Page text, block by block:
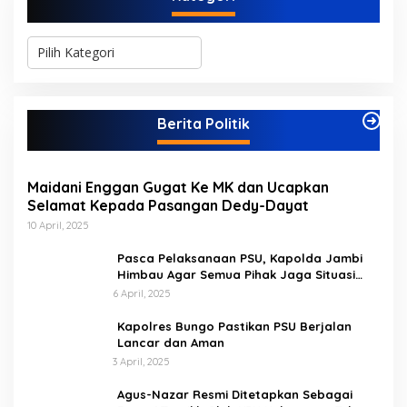
K
g
Berita Politik
Maidani Enggan Gugat Ke MK dan Ucapkan
Selamat Kepada Pasangan Dedy-Dayat
10 April, 2025
Pasca Pelaksanaan PSU, Kapolda Jambi
Himbau Agar Semua Pihak Jaga Situasi
Kamtibmas
6 April, 2025
Kapolres Bungo Pastikan PSU Berjalan
Lancar dan Aman
3 April, 2025
Agus-Nazar Resmi Ditetapkan Sebagai